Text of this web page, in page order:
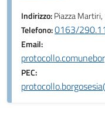
Indirizzo:Piazza Martiri,
Telefono:0163/
Email:
PEC: